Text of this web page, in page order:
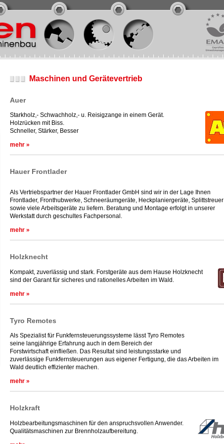
Maschinen und Gerätevertrieb
Auer
Starkholz,- Schwachholz,- u. Reisigzange in einem Gerät.
Holzrücken mit Biss.
Schneller, Stärker, Besser
mehr »
Hauer Frontlader
Als Vertriebspartner der Hauer Frontlader GmbH sind wir in der Lage Ihnen
Frontlader, Fronthubwerke, Schneeräumgeräte, Heckplaniergeräte, Splittstreuer
sowie viele Arbeitsgeräte zu liefern. Beratung und Montage erfolgt in unserer
Werkstatt durch geschultes Fachpersonal.
mehr »
Holzknecht
Kompakt, zuverlässig und stark. Forstgeräte aus dem Hause Holzknecht
sind der Garant für sicheres und rationelles Arbeiten im Wald.
mehr »
Tyro Remotes
Als Spezialist für Funkfernsteuerungssysteme lässt Tyro Remotes
seine langjährige Erfahrung auch in dem Bereich der
Forstwirtschaft einfließen. Das Resultat sind leistungsstarke und
zuverlässige Funkfernsteuerungen aus eigener Fertigung, die das Arbeiten im
Wald deutlich effizienter machen.
mehr »
Holzkraft
Holzbearbeitungsmaschinen für den anspruchsvollen Anwender.
Qualitätsmaschinen zur Brennholzaufbereitung.